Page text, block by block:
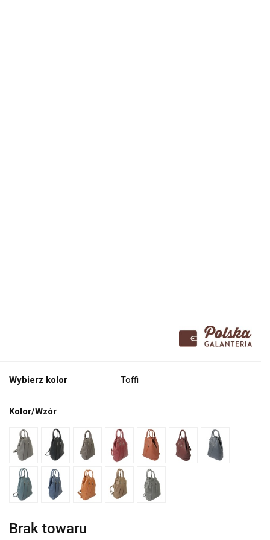
Wybierz kolor Toffi
Kolor/Wzór
Brak towaru